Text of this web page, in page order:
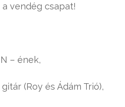
a vendég csapat!
– ének,
gitár (Roy és Ádám Trió),